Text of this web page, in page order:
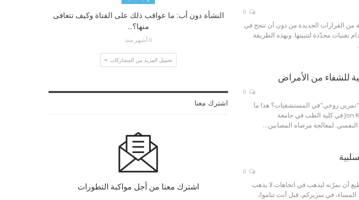
من القرارات الجديدة من دون أن تنجح في
تقنيات محدّدة لتثبيتها. وبهذه الطريقة
للشفاء من الأمراض
روحي"في المستشفيات؟ هذا ما
يقوم به منذ سنة 1979، العالم النفسي البارز Jon Kabbat Zin في كلية الطب في جامعة
أن نمرّنه ليذهب في اتجاهات لا يذهب
إليكم فيما يلي 3 تمارين لدماغكم سهلة: 1. عند المساء، في سريركم، قبل أنت تناموا،
النشأة دون أب: ما عواقب ذلك على الفتاة وكيف تتعافى
منها؟…
6 أشهر منذ
تحميل المزيد من المشاركات
اشترك معنا
اشترك معنا من أجل مواكبة التطورات